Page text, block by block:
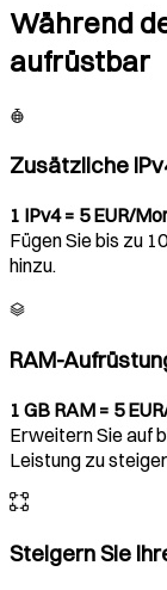
Während
aufrüstbar
Zusätzliche
1 IPv4 = 5 EUR/
Fügen Sie bis zu
hinzu.
RAM-
1 GB RAM = 5
Erweitern Sie auf
Leistung zu
Steigern Sie